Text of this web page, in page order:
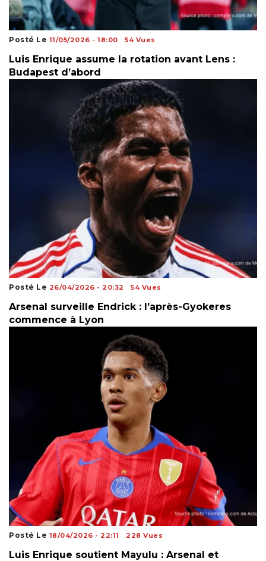
Posté Le 11/05/2026 - 18:00 54 Vues
Luis Enrique assume la rotation avant Lens :
Budapest d’abord
Posté Le 26/04/2026 - 20:32 54 Vues
Arsenal surveille Endrick : l’après-Gyokeres
commence à Lyon
Posté Le 18/04/2026 - 22:11 228 Vues
Luis Enrique soutient Mayulu : Arsenal et